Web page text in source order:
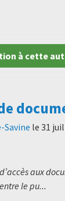
à cette
Savine le 31
aux
le pu...